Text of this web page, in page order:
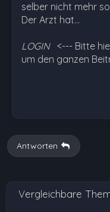
selber nicht mehr
Der Arzt hat…
LOGIN <--- Bitte
um den ganzen
Antworten
Vergleichbare